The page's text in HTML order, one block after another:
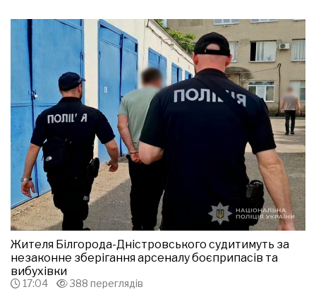
Жителя Білгорода-Дністровського судитимуть за
незаконне зберігання арсеналу боєприпасів та
вибухівки
17:04 388 переглядів